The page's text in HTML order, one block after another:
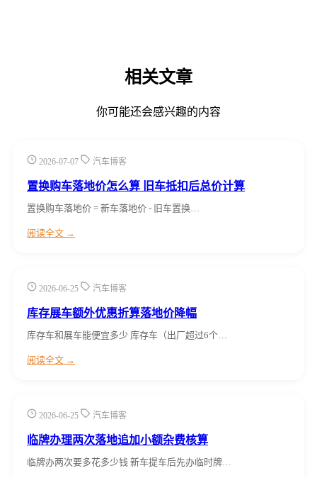
相关文章
你可能还会感兴趣的内容
2026-07-07 汽车博客
置换购车落地价怎么算 旧车抵扣后总价计算
置换购车落地价 = 新车落地价 - 旧车置换…
阅读全文 →
2026-06-25 汽车博客
库存展车额外优惠折算落地价降幅
库存车和展车能便宜多少 库存车（出厂超过6个…
阅读全文 →
2026-06-25 汽车博客
临牌办理两次落地追加小额杂费核算
临牌办两次要多花多少钱 新车提车后先办临时牌…